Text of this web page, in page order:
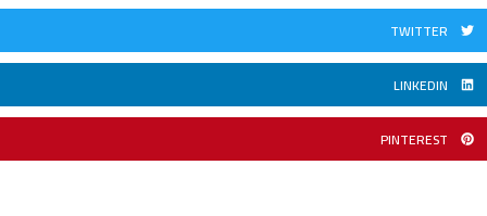
TWITTER
LINKEDIN
PINTEREST